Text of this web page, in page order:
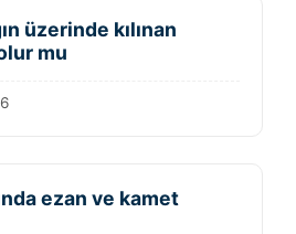
üzerinde kılınan
mu
ezan ve kamet